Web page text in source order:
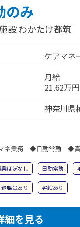
のみ
設 わかたけ都筑
ケアマネ
月給
21.62万
神奈川県
ネ業務 ◆日勤常勤 ◆
業ほぼなし 日勤常勤
退職金あり 昇給あり
細を見る